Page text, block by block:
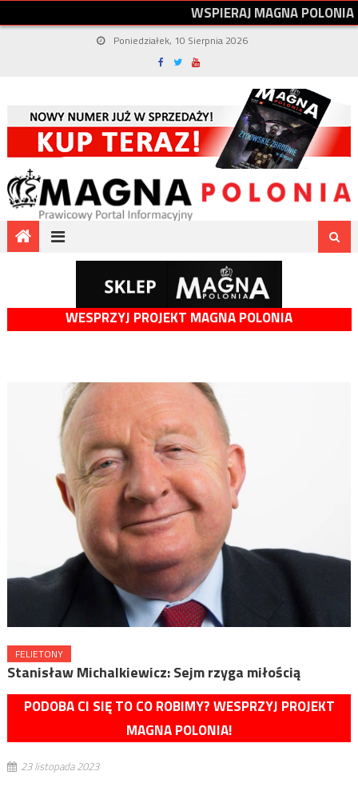
WSPIERAJMAGNAPOLONIA
Poniedziałek, 10 Sierpnia 2026
WESPRZYJ PROJEKT MAGNA POLONIA
FELIETONY
Stanisław Michalkiewicz: Sejm rzyga miłością
PODOBA CI SIĘ TO CO ROBIMY? WESPRZYJ PROJEKT
MAGNA POLONIA!
23 listopada 2023